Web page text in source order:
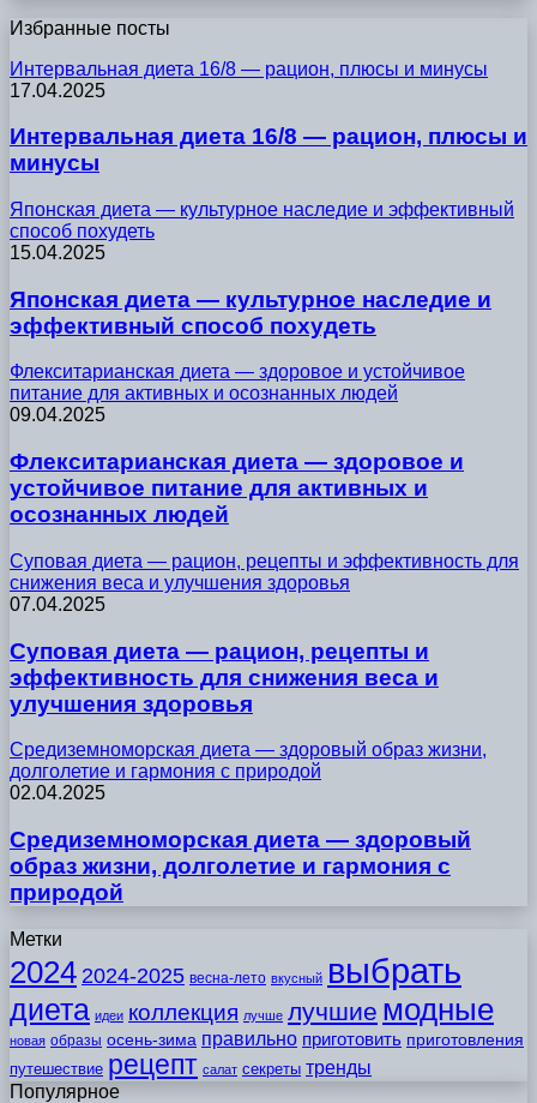
Избранные посты
Интервальная диета 16/8 — рацион, плюсы и минусы
17.04.2025
Интервальная диета 16/8 — рацион, плюсы и
минусы
Японская диета — культурное наследие и эффективный
способ похудеть
15.04.2025
Японская диета — культурное наследие и
эффективный способ похудеть
Флекситарианская диета — здоровое и устойчивое
питание для активных и осознанных людей
09.04.2025
Флекситарианская диета — здоровое и
устойчивое питание для активных и
осознанных людей
Суповая диета — рацион, рецепты и эффективность для
снижения веса и улучшения здоровья
07.04.2025
Суповая диета — рацион, рецепты и
эффективность для снижения веса и
улучшения здоровья
Средиземноморская диета — здоровый образ жизни,
долголетие и гармония с природой
02.04.2025
Средиземноморская диета — здоровый
образ жизни, долголетие и гармония с
природой
Метки
2024 2024-2025 весна-лето вкусный выбрать
диета идеи коллекция лучше лучшие модные
новая образы осень-зима правильно приготовить приготовления
путешествие рецепт салат секреты тренды
Популярное